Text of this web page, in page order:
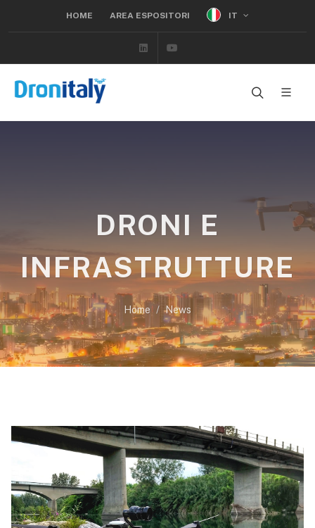
HOME AREA ESPOSITORI IT
Linkedin
DRONI E
INFRASTRUTTURE
Home News